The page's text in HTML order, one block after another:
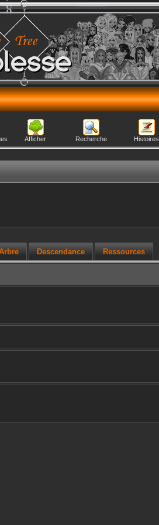
Afficher Recherche Histoires
Descendance Ressources